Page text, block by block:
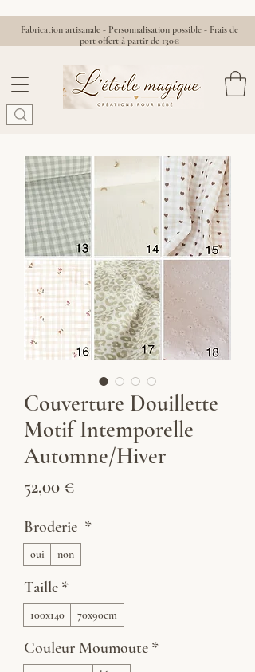
Fabrication artisanale - Personnalisation possible - Frais de
port offert à partir de 130€
Couverture Douillette
Motif Intemporelle
Automne/Hiver
52,00 €
Broderie *
oui non
Taille *
100x140 70x90cm
Couleur Moumoute *